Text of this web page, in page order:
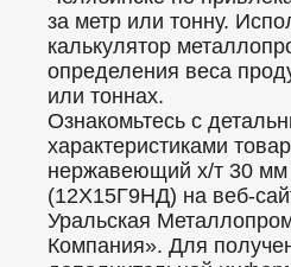
за метр или тонну.
калькулятор
определения веса
или тоннах.
Ознакомьтесь с
характеристиками
нержавеющий х/т 30 мм
(12Х15Г9НД) на веб-
Уральская
Компания». Для